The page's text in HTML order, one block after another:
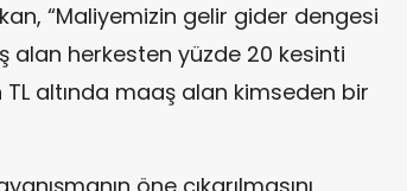
“Maliyemizin gelir gider dengesi
alan herkesten yüzde 20 kesinti
altında maaş alan kimseden bir